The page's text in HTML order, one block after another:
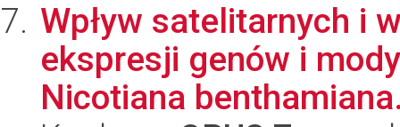
Wpływ satelitarnych i
ekspresji genów i
Nicotiana